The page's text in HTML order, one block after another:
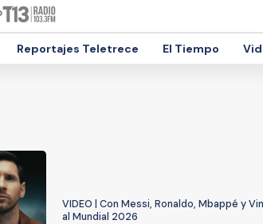
Reportajes Teletrece El Tiempo
VIDEO | Con Messi, Ronaldo, Mbappé y
al Mundial 2026